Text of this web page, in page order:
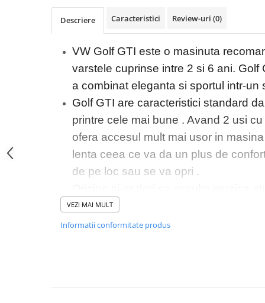
Descriere Caracteristici Review-uri (0)
VW Golf GTI este o masinuta
varstele cuprinse intre 2 si 6 ani. Golf
a combinat eleganta si sportul intr-un
Golf GTI are caracteristici standard
printre cele mai bune . Avand 2 usi
ofera accesul mult mai usor in
lenta ceea ce va da un plus de
de pe loc sau se va opri .
tocmai de aceea producatorul a
unde se poate asculta melodia
coordonarea mainilor si a picioarelor
VEZI MAI MULT
Informatii conformitate produs